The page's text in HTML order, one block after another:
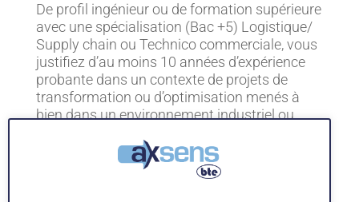
De profil ingénieur ou de formation supérieure
avec une spécialisation (Bac +5) Logistique/
Supply chain ou Technico commerciale, vous
justifiez d’au moins 10 années d’expérience
probante dans un contexte de projets de
transformation ou d’optimisation menés à
bien dans un environnement industriel ou
industrie. Maîtrise des processus Supply
Chain et industriels.